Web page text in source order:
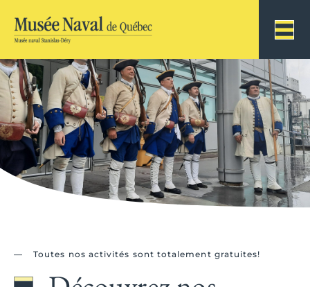
Toutes nos activités sont totalement gratuites!